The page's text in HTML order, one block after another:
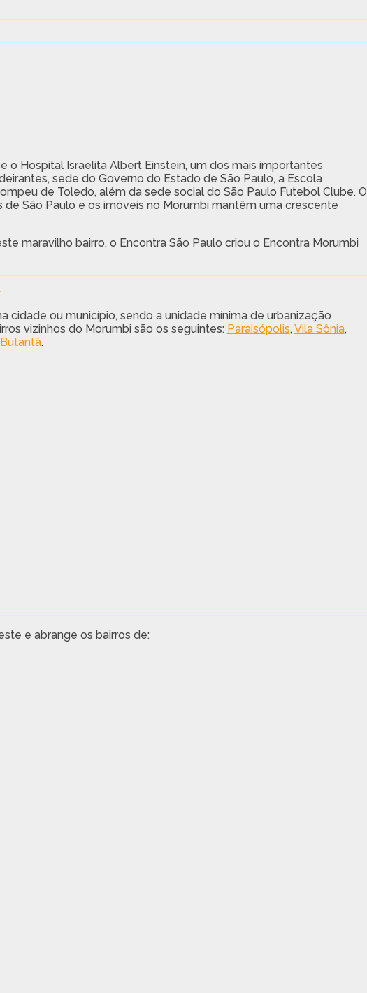
o Hospital Israelita Albert Einstein, um dos mais importantes
sede do Governo do Estado de São Paulo, a Escola
de Toledo, além da sede social do São Paulo Futebol Clube. O
São Paulo e os imóveis no Morumbi mantêm uma crescente
maravilho bairro, o Encontra São Paulo criou o Encontra Morumbi
cidade ou município, sendo a unidade mínima de urbanização
vizinhos do Morumbi são os seguintes: Paraisópolis, Vila Sônia,
Butantã.
e abrange os bairros de: